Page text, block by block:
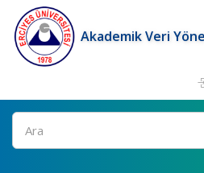
Akademik Veri
Ara